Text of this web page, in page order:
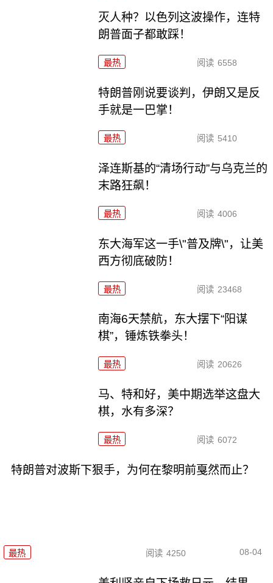
灭人种？以色列这波操作，连特
朗普面子都敢踩！
最热 阅读 6558
特朗普刚说要谈判，伊朗又是反
手就是一巴掌！
最热 阅读 5410
泽连斯基的“清场行动”与乌克兰的
末路狂飙！
最热 阅读 4006
东大海军这一手\"普及牌\"，让美
西方彻底破防！
最热 阅读 23468
南海6天禁航，东大摆下“阳谋
棋”，锤炼铁拳头！
最热 阅读 20626
马、特和好，美中期选举这盘大
棋，水有多深？
最热 阅读 6072
特朗普对波斯下狠手，为何在黎明前戛然而止？
最热 阅读 4250 08-04